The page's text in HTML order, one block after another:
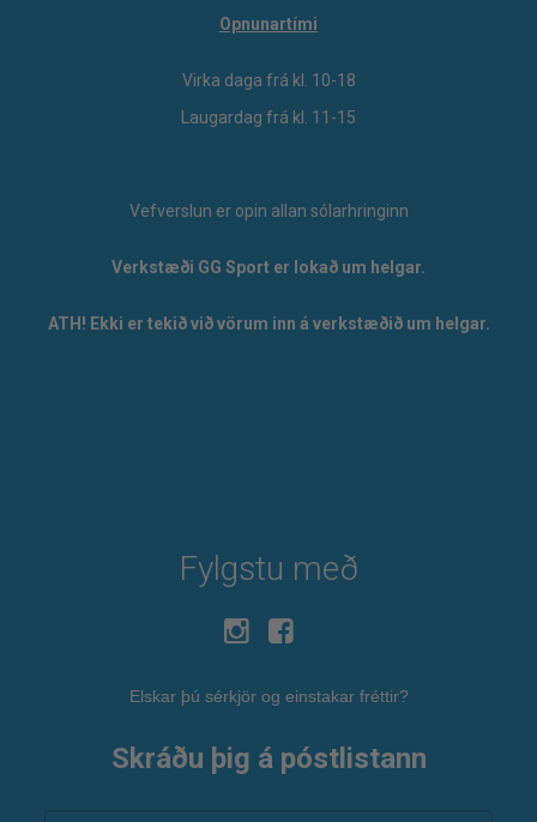
Opnunartími
Virka daga frá kl. 10-18
Laugardag frá kl. 11-15
Vefverslun er opin allan sólarhringinn
Verkstæði GG Sport er lokað um helgar.
ATH! Ekki er tekið við vörum inn á verkstæðið um helgar.
Fylgstu með
Elskar þú sérkjör og einstakar fréttir?
Skráðu þig á póstlistann